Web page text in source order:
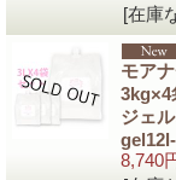
[在庫
モア
3kg×4
ジェ
8,740